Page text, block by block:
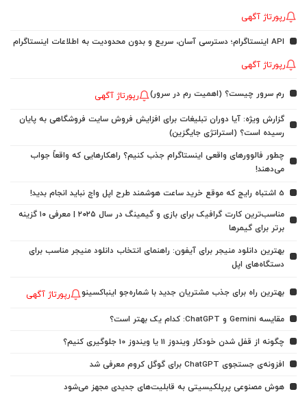
رپورتاژ آگهی
API اینستاگرام؛ دسترسی آسان، سریع و بدون محدودیت به اطلاعات اینستاگرام
رپورتاژ آگهی
رم سرور چیست؟ (اهمیت رم در سرور) رپورتاژ آگهی
گزارش ویژه: آیا دوران تبلیغات برای افزایش فروش سایت فروشگاهی به پایان
رسیده است؟ (استراتژی جایگزین)
چطور فالوورهای واقعی اینستاگرام جذب کنیم؟ راهکارهایی که واقعاً جواب
می‌دهند!
5 اشتباه رایج که موقع خرید ساعت هوشمند طرح اپل واچ نباید انجام بدید!
مناسب‌ترین کارت گرافیک برای بازی و گیمینگ در سال ۲۰۲۵ | معرفی ۱۰ گزینه
برتر برای گیمرها
بهترین دانلود منیجر برای آیفون: راهنمای انتخاب دانلود منیجر مناسب برای
دستگاه‌های اپل
بهترین راه برای جذب مشتریان جدید با شماره‌جو اینباکسینو رپورتاژ آگهی
مقایسه Gemini و ChatGPT: کدام یک بهتر است؟
چگونه از قفل شدن خودکار ویندوز 11 یا ویندوز 10 جلوگیری کنیم؟
افزونه‌ی جستجوی ChatGPT برای گوگل کروم معرفی شد
هوش مصنوعی پرپلکیسیتی به قابلیت‌های جدیدی مجهز می‌شود